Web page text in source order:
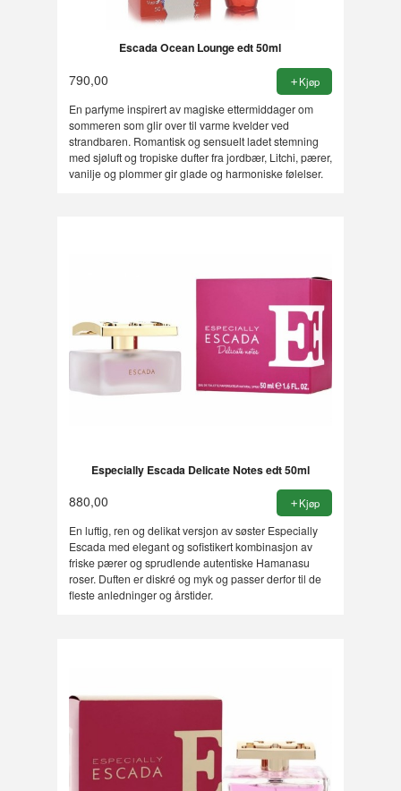
Escada Ocean Lounge edt 50ml
790,00 Kjøp
En parfyme inspirert av magiske ettermiddager om
sommeren som glir over til varme kvelder ved
strandbaren. Romantisk og sensuelt ladet stemning
med sjøluft og tropiske dufter fra jordbær, Litchi, pærer,
vanilje og plommer gir glade og harmoniske følelser.
Especially Escada Delicate Notes edt 50ml
880,00 Kjøp
En luftig, ren og delikat versjon av søster Especially
Escada med elegant og sofistikert kombinasjon av
friske pærer og sprudlende autentiske Hamanasu
roser. Duften er diskré og myk og passer derfor til de
fleste anledninger og årstider.